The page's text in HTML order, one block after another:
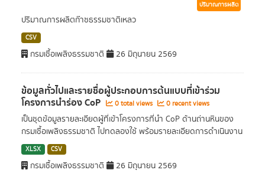
ปริมาณการผลิต
ปริมาณการผลิตก๊าซธรรมชาติเหลว
CSV
กรมเชื้อเพลิงธรรมชาติ 26 มิถุนายน 2569
ข้อมูลทั่วไปและรายชื่อผู้ประกอบการต้นแบบที่เข้าร่วม
โครงการนำร่อง CoP 0 total views 0 recent views
เป็นชุดข้อมูลรายละเอียดผู้ที่เข้าโครงการที่นำ CoP ด้านถ่านหินของ
กรมเชื้อเพลิงธรรมชาติ ไปทดลองใช้ พร้อมรายละเอียดการดำเนินงาน
XLSX CSV
กรมเชื้อเพลิงธรรมชาติ 26 มิถุนายน 2569